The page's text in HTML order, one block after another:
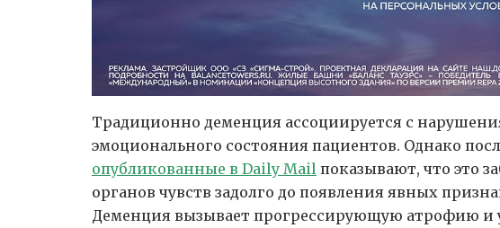
Традиционно деменция ассоциируется с
эмоционального состояния пациентов. Однако
опубликованные в Daily Mail показывают, что это
органов чувств задолго до появления явных
Деменция вызывает прогрессирующую атрофию и